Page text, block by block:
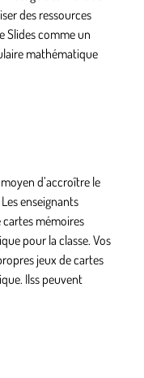
des ressources
Slides comme un
mathématique
d’accroître le
enseignants
mémoires
pour la classe. Vos
jeux de cartes
Ilss peuvent